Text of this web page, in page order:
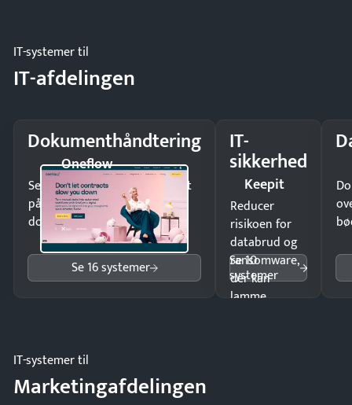
IT-systemer til
IT-afdelingen
Dokumenthåndtering
Oneflow
Send kontrakter til underskrift
på minutter og mist ingen
dokumenter.
Se 16 systemer
IT-
sikkerhed
Keepit
Reducer
risikoen for
databrud og
ransomware,
der kan
lamme
Se 10
systemer
IT-systemer til
Marketingafdelingen